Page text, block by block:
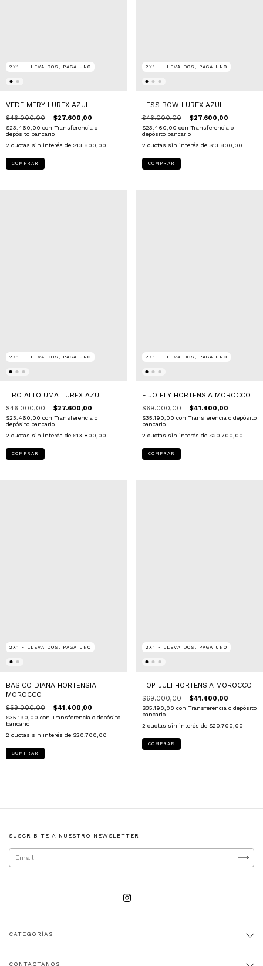
2X1 - LLEVA DOS, PAGA UNO
VEDE MERY LUREX AZUL
$46.000,00 $27.600,00
$23.460,00 con Transferencia o
depósito bancario
2 cuotas sin interés de $13.800,00
COMPRAR
2X1 - LLEVA DOS, PAGA UNO
LESS BOW LUREX AZUL
$46.000,00 $27.600,00
$23.460,00 con Transferencia o
depósito bancario
2 cuotas sin interés de $13.800,00
COMPRAR
2X1 - LLEVA DOS, PAGA UNO
TIRO ALTO UMA LUREX AZUL
$46.000,00 $27.600,00
$23.460,00 con Transferencia o
depósito bancario
2 cuotas sin interés de $13.800,00
COMPRAR
2X1 - LLEVA DOS, PAGA UNO
FIJO ELY HORTENSIA MOROCCO
$69.000,00 $41.400,00
$35.190,00 con Transferencia o depósito
bancario
2 cuotas sin interés de $20.700,00
COMPRAR
2X1 - LLEVA DOS, PAGA UNO
BASICO DIANA HORTENSIA
MOROCCO
$69.000,00 $41.400,00
$35.190,00 con Transferencia o depósito
bancario
2 cuotas sin interés de $20.700,00
COMPRAR
2X1 - LLEVA DOS, PAGA UNO
TOP JULI HORTENSIA MOROCCO
$69.000,00 $41.400,00
$35.190,00 con Transferencia o depósito
bancario
2 cuotas sin interés de $20.700,00
COMPRAR
SUSCRIBITE A NUESTRO NEWSLETTER
CATEGORÍAS
CONTACTÁNOS